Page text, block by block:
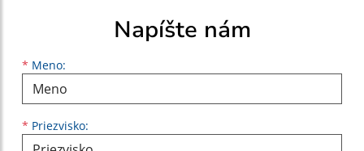
Napíšte nám
* Meno:
Meno
* Priezvisko:
Priezvisko
E-mailová adresa